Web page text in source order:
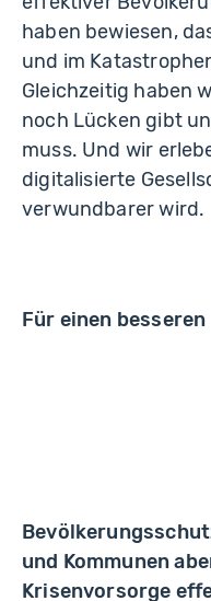
haben bewiesen,
und im
Gleichzeitig haben
noch Lücken gibt
muss. Und wir
digitalisierte
verwundbarer wird.
Für einen besseren
und Kommunen
Krisenvorsorge